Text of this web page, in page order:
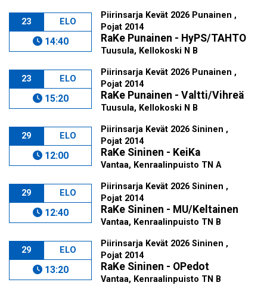
23 ELO
14:40
Piirinsarja Kevät 2026 Punainen ,
Pojat 2014
RaKe Punainen - HyPS/TAHTO
Tuusula, Kellokoski N B
23 ELO
15:20
Piirinsarja Kevät 2026 Punainen ,
Pojat 2014
RaKe Punainen - Valtti/Vihreä
Tuusula, Kellokoski N B
29 ELO
12:00
Piirinsarja Kevät 2026 Sininen ,
Pojat 2014
RaKe Sininen - KeiKa
Vantaa, Kenraalinpuisto TN A
29 ELO
12:40
Piirinsarja Kevät 2026 Sininen ,
Pojat 2014
RaKe Sininen - MU/Keltainen
Vantaa, Kenraalinpuisto TN B
29 ELO
13:20
Piirinsarja Kevät 2026 Sininen ,
Pojat 2014
RaKe Sininen - OPedot
Vantaa, Kenraalinpuisto TN B